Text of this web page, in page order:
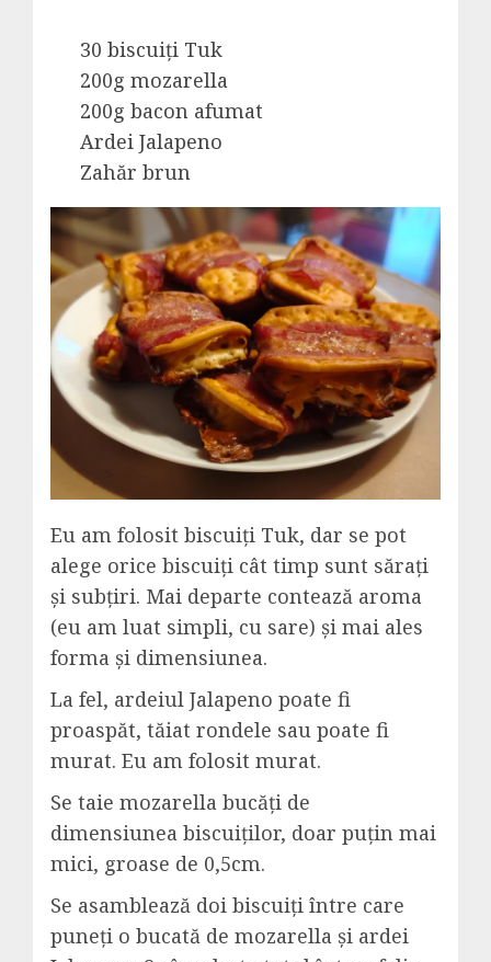
30 biscuiți Tuk
200g mozarella
200g bacon afumat
Ardei Jalapeno
Zahăr brun
Eu am folosit biscuiți Tuk, dar se pot
alege orice biscuiți cât timp sunt sărați
și subțiri. Mai departe contează aroma
(eu am luat simpli, cu sare) și mai ales
forma și dimensiunea.
La fel, ardeiul Jalapeno poate fi
proaspăt, tăiat rondele sau poate fi
murat. Eu am folosit murat.
Se taie mozarella bucăți de
dimensiunea biscuiților, doar puțin mai
mici, groase de 0,5cm.
Se asamblează doi biscuiți între care
puneți o bucată de mozarella și ardei